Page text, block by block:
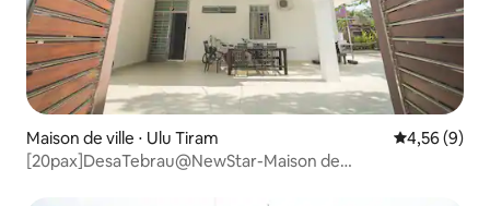
Maison de ville ⋅ Ulu Tiram Évaluation
4,56 (9)
[20pax]DesaTebrau@NewStar-Maison de